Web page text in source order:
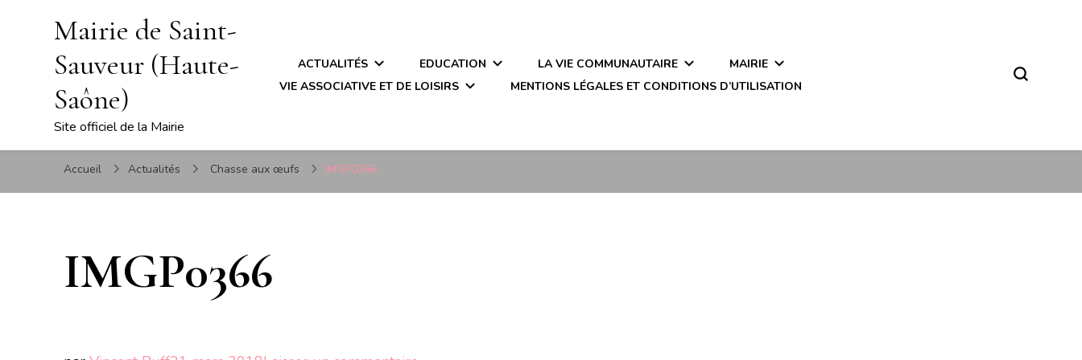
Mairie de Saint-
Sauveur (Haute-
Saône)
Site officiel de la Mairie
ACTUALITÉS EDUCATION LA VIE COMMUNAUTAIRE
MAIRIE
VIE ASSOCIATIVE ET DE LOISIRS
MENTIONS LÉGALES ET CONDITIONS D’UTILISATION
Accueil Actualités Chasse aux œufs IMGP0366
IMGP0366